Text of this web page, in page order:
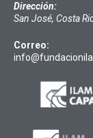
Dirección:
San José, Costa
Correo: